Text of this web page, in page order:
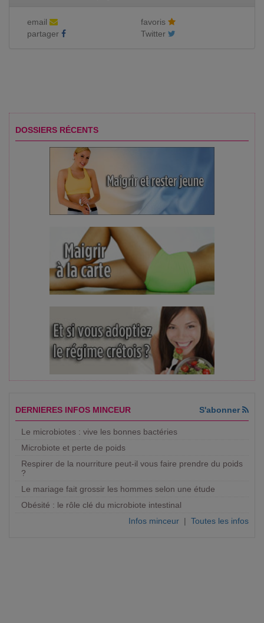
email
favoris
partager
Twitter
DOSSIERS RÉCENTS
DERNIERES INFOS MINCEUR S'abonner
Le microbiotes : vive les bonnes bactéries
Microbiote et perte de poids
Respirer de la nourriture peut-il vous faire prendre du poids
?
Le mariage fait grossir les hommes selon une étude
Obésité : le rôle clé du microbiote intestinal
Infos minceur | Toutes les infos